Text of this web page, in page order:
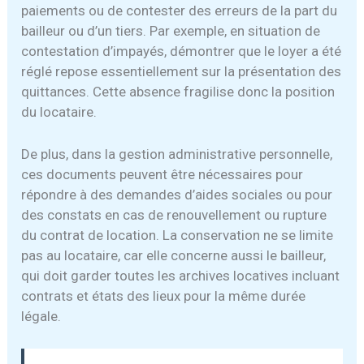
paiements ou de contester des erreurs de la part du
bailleur ou d’un tiers. Par exemple, en situation de
contestation d’impayés, démontrer que le loyer a été
réglé repose essentiellement sur la présentation des
quittances. Cette absence fragilise donc la position
du locataire.
De plus, dans la gestion administrative personnelle,
ces documents peuvent être nécessaires pour
répondre à des demandes d’aides sociales ou pour
des constats en cas de renouvellement ou rupture
du contrat de location. La conservation ne se limite
pas au locataire, car elle concerne aussi le bailleur,
qui doit garder toutes les archives locatives incluant
contrats et états des lieux pour la même durée
légale.